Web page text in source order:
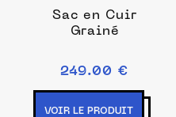
Sac en Cuir
Grainé
249.00 €
VOIR LE PRODUIT